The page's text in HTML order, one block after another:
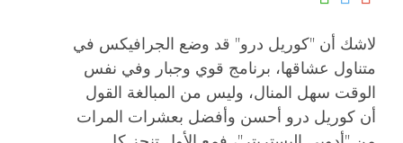
لاشك أن "كوريل درو" قد وضع الجرافيكس في
متناول عشاقها، برنامج قوي وجبار وفي نفس
الوقت سهل المنال، وليس من المبالغة القول
أن كوريل درو أحسن وأفضل بعشرات المرات